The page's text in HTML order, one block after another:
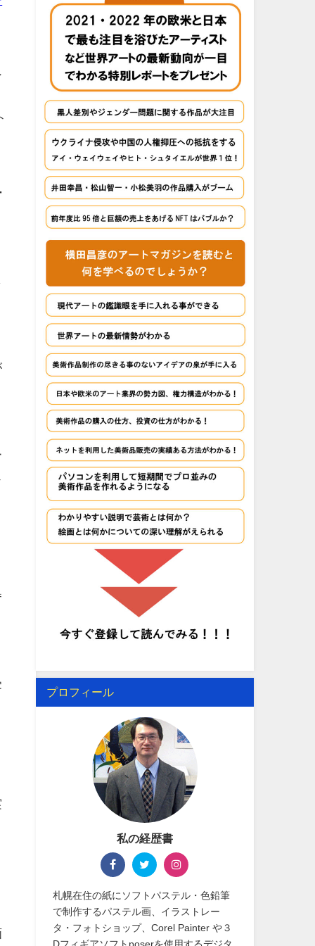
プロフィール
私の経歴書
札幌在住の紙にソフトパステル・色鉛筆
で制作するパステル画、イラストレー
タ・フォトショップ、Corel Painter や３
Dフィギアソフトposerを使用するデジタ